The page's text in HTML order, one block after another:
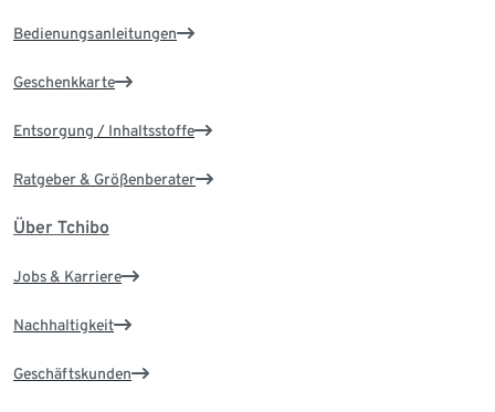
Bedienungsanleitungen
Geschenkkarte
Entsorgung / Inhaltsstoffe
Ratgeber & Größenberater
Über Tchibo
Jobs & Karriere
Nachhaltigkeit
Geschäftskunden